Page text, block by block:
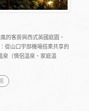
的客房與西式英國庭園、
從山口宇部機場搭乘共享的
泉（情侶溫泉、家庭溫